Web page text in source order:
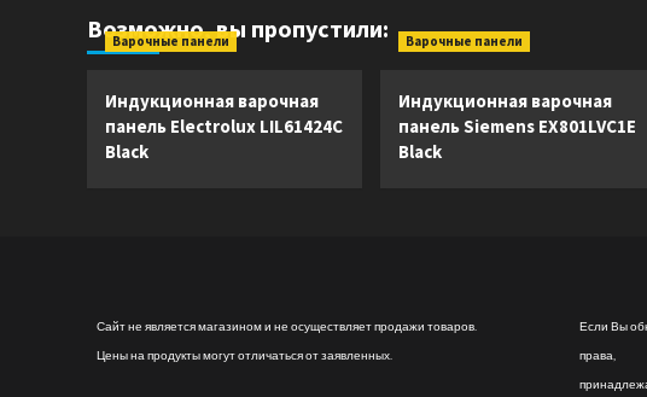
Возможно, вы пропустили:
Варочные панели
Индукционная варочная
панель Electrolux LIL61424C
Black
Варочные панели
Индукционная варочная
панель Siemens EX801LVC1E
Black
Сайт не является магазином и не осуществляет продажи товаров.
Цены на продукты могут отличаться от заявленных.
Если Вы
права,